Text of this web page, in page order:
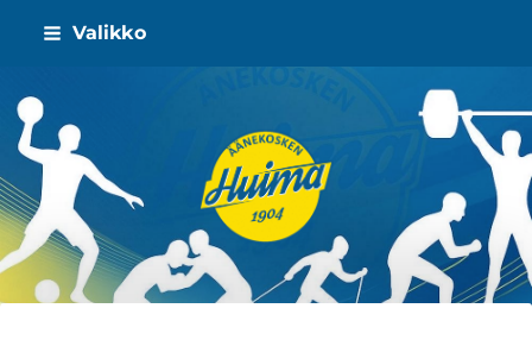
Siirry
Valikko
Äänekosken Huima ry